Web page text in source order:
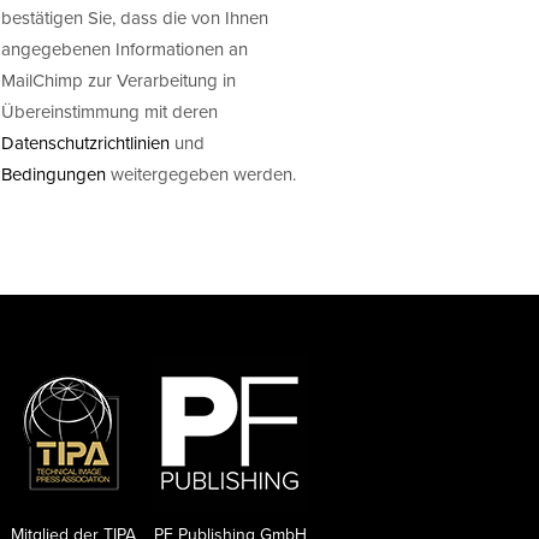
bestätigen Sie, dass die von Ihnen
angegebenen Informationen an
MailChimp zur Verarbeitung in
Übereinstimmung mit deren
Datenschutzrichtlinien und
Bedingungenweitergegeben werden.
PF Publishing GmbH
Mitglied der TIPA